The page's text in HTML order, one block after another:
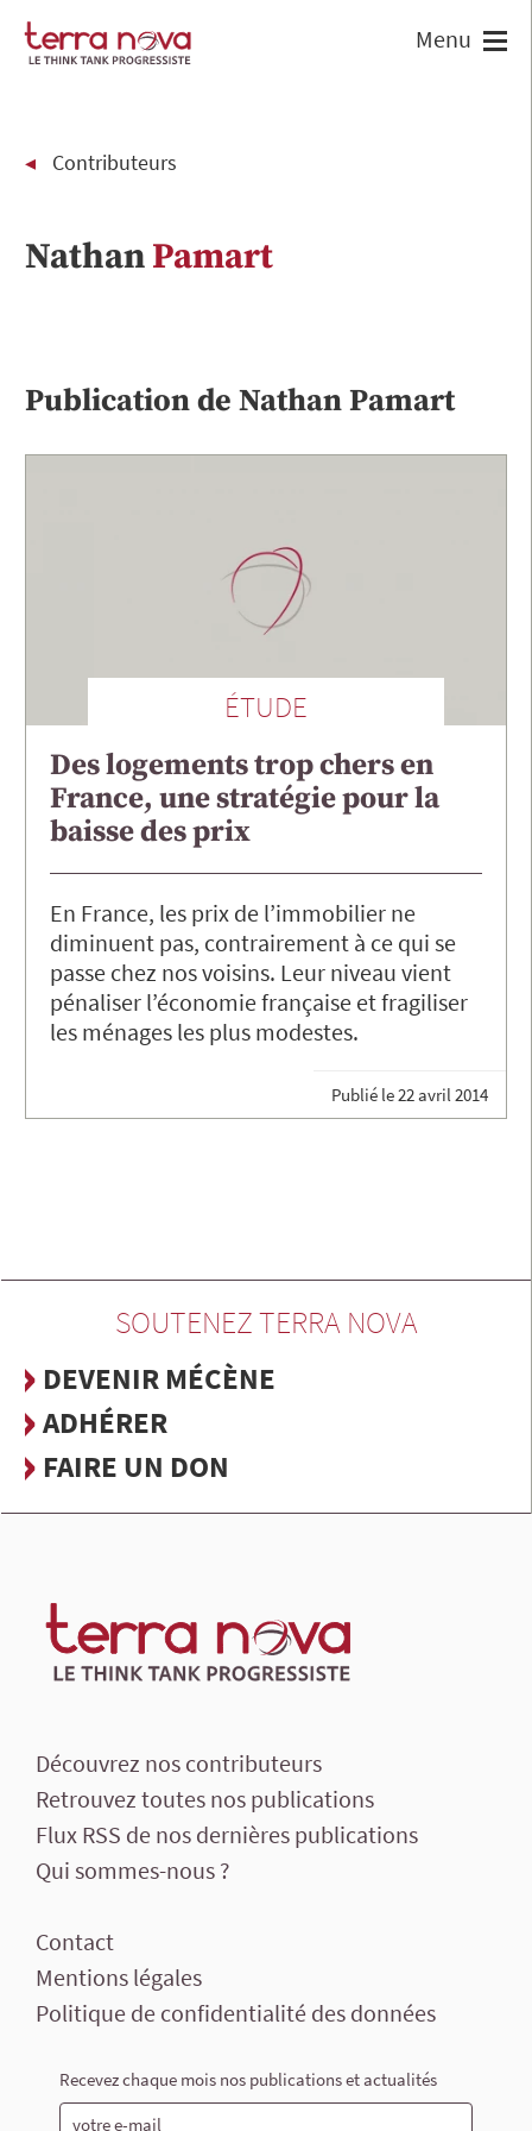
Contributeurs
NathanPamart
Publication de NathanPamart
ÉTUDE
Des logements trop chers en
France, une stratégie pour la
baisse des prix
En France, les prix de l’immobilier ne
diminuent pas, contrairement à ce qui se
passe chez nos voisins. Leur niveau vient
pénaliser l’économie française et fragiliser
les ménages les plus modestes.
Publié le22 avril 2014
SOUTENEZ TERRA NOVA
DEVENIR MÉCÈNE
ADHÉRER
FAIRE UN DON
Découvrez nos contributeurs
Retrouvez toutes nos publications
Flux RSS de nos dernières publications
Qui sommes-nous ?
Contact
Mentions légales
Politique de confidentialité des données
Recevez chaque mois nos publications et actualités